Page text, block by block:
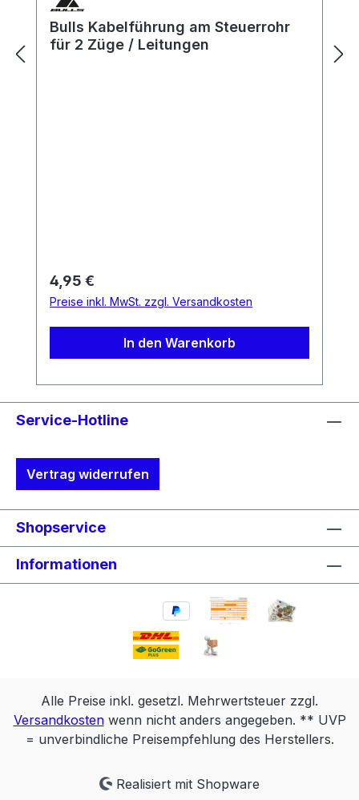
Bulls Kabelführung am Steuerrohr
für 2 Züge / Leitungen
Regulärer Preis:
4,95 €
Preise inkl. MwSt. zzgl. Versandkosten
In den Warenkorb
Service-Hotline
Vertrag widerrufen
Shopservice
Informationen
Alle Preise inkl. gesetzl. Mehrwertsteuer zzgl.
Versandkostenwenn nicht anders angegeben. ** UVP
= unverbindliche Preisempfehlung des Herstellers.
Realisiert mit Shopware